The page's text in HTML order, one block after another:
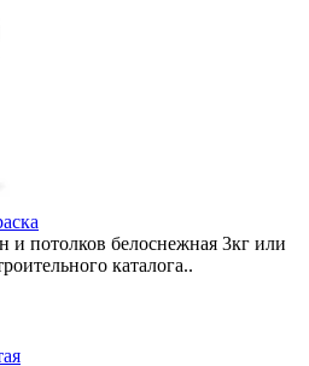
и потолков белоснежная 3кг или
каталога..